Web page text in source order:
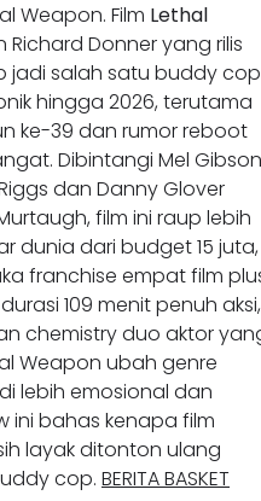
Weapon. Film Lethal
Richard Donner yang rilis
jadi salah satu buddy cop
hingga 2026, terutama
ke-39 dan rumor reboot
Dibintangi Mel Gibson
dan Danny Glover
film ini raup lebih
dunia dari budget 15 juta,
franchise empat film
109 menit penuh aksi,
chemistry duo aktor
Weapon ubah genre
lebih emosional dan
ini bahas kenapa film
layak ditonton ulang
cop. BERITA BASKET